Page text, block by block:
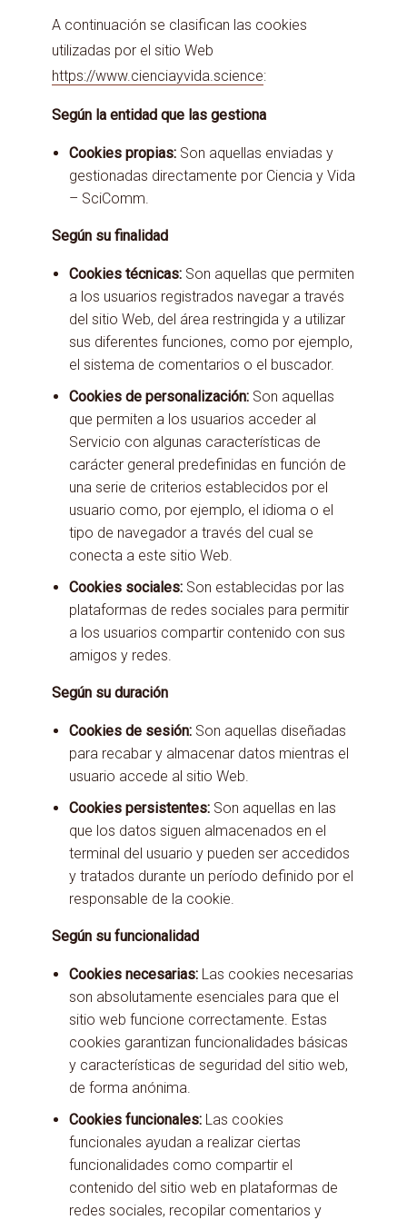
A continuación se clasifican las cookies
utilizadas por el sitio Web
https://www.cienciayvida.science:
Según la entidad que las gestiona
Cookies propias: Son aquellas enviadas y
gestionadas directamente por Ciencia y Vida
– SciComm.
Según su finalidad
Cookies técnicas: Son aquellas que permiten
a los usuarios registrados navegar a través
del sitio Web, del área restringida y a utilizar
sus diferentes funciones, como por ejemplo,
el sistema de comentarios o el buscador.
Cookies de personalización: Son aquellas
que permiten a los usuarios acceder al
Servicio con algunas características de
carácter general predefinidas en función de
una serie de criterios establecidos por el
usuario como, por ejemplo, el idioma o el
tipo de navegador a través del cual se
conecta a este sitio Web.
Cookies sociales: Son establecidas por las
plataformas de redes sociales para permitir
a los usuarios compartir contenido con sus
amigos y redes.
Según su duración
Cookies de sesión: Son aquellas diseñadas
para recabar y almacenar datos mientras el
usuario accede al sitio Web.
Cookies persistentes: Son aquellas en las
que los datos siguen almacenados en el
terminal del usuario y pueden ser accedidos
y tratados durante un período definido por el
responsable de la cookie.
Según su funcionalidad
Cookies necesarias: Las cookies necesarias
son absolutamente esenciales para que el
sitio web funcione correctamente. Estas
cookies garantizan funcionalidades básicas
y características de seguridad del sitio web,
de forma anónima.
Cookies funcionales: Las cookies
funcionales ayudan a realizar ciertas
funcionalidades como compartir el
contenido del sitio web en plataformas de
redes sociales, recopilar comentarios y